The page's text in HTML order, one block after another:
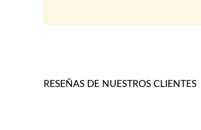
RESEÑAS DE NUESTROS CLIENTES